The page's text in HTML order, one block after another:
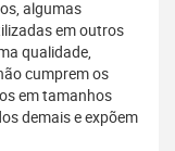
algumas
em outros
qualidade,
cumprem os
em tamanhos
demais e expõem